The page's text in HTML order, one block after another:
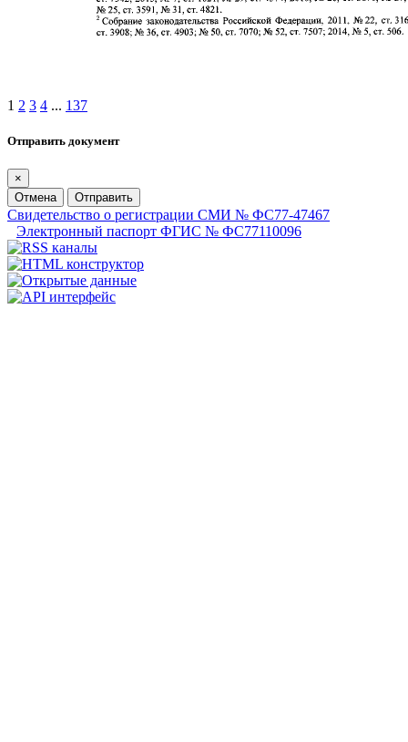
1 2 3 4 ... 137
Отправить документ
×
Отмена
Отправить
Свидетельство о регистрации СМИ № ФС77-47467
Электронный паспорт ФГИС № ФС77110096